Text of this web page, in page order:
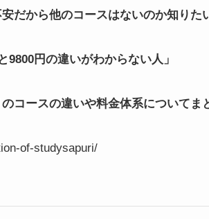
だから他のコースはないのか知りた
9800円の違いがわからない人」
コースの違いや料金体系についてま
of-studysapuri/